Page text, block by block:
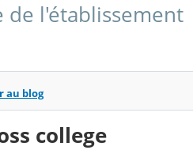
de l'établissement
au blog
college